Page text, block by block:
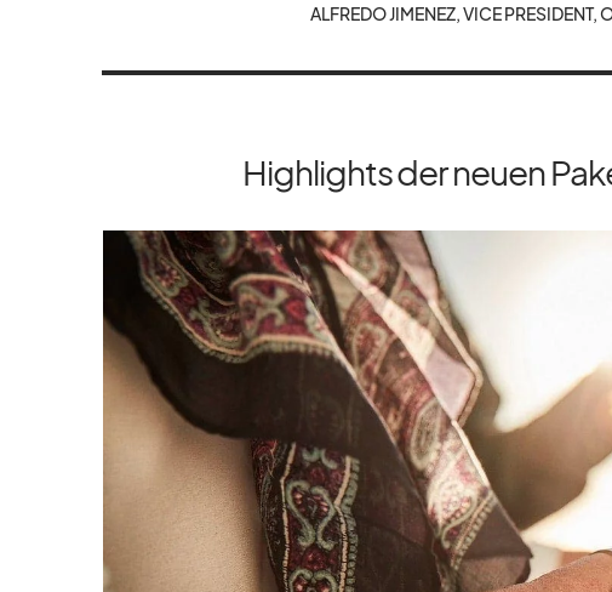
AL­FREDO JI­ME­NEZ, VICE PRE­SI­DENT,
Highlights der neuen